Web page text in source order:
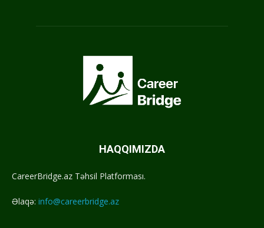
HAQQIMIZDA
CareerBridge.az Təhsil Platforması.
Əlaqə: info@careerbridge.az